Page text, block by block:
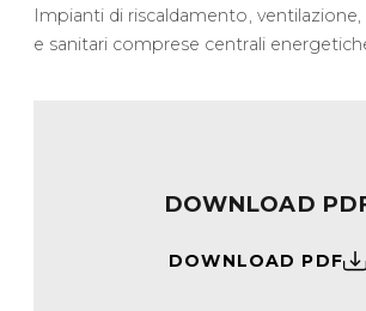
Impianti di riscaldamento,
e sanitari comprese centrali
DOWNLOAD
DOWNLOAD PDF